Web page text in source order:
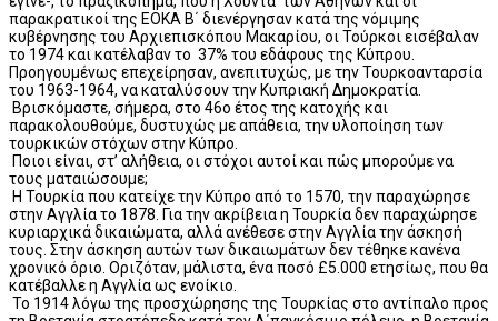
παρακρατικοί της ΕΟΚΑ Β΄ διενέργησαν κατά της νόμιμης
κυβέρνησης του Αρχιεπισκόπου Μακαρίου, οι Τούρκοι εισέβαλαν
το 1974 και κατέλαβαν το 37% του εδάφους της Κύπρου.
Προηγουμένως επεχείρησαν, ανεπιτυχώς, με την Τουρκοανταρσία
του 1963-1964, να καταλύσουν την Κυπριακή Δημοκρατία.
Βρισκόμαστε, σήμερα, στο 46ο έτος της κατοχής και
παρακολουθούμε, δυστυχώς με απάθεια, την υλοποίηση των
τουρκικών στόχων στην Κύπρο.
Ποιοι είναι, στ’ αλήθεια, οι στόχοι αυτοί και πώς μπορούμε να
τους ματαιώσουμε;
Η Τουρκία που κατείχε την Κύπρο από το 1570, την παραχώρησε
στην Αγγλία το 1878. Για την ακρίβεια η Τουρκία δεν παραχώρησε
κυριαρχικά δικαιώματα, αλλά ανέθεσε στην Αγγλία την άσκησή
τους. Στην άσκηση αυτών των δικαιωμάτων δεν τέθηκε κανένα
χρονικό όριο. Οριζόταν, μάλιστα, ένα ποσό £5.000 ετησίως, που θα
κατέβαλλε η Αγγλία ως ενοίκιο.
Το 1914 λόγω της προσχώρησης της Τουρκίας στο αντίπαλο προς